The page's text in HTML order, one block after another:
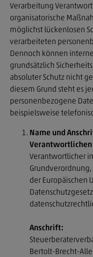
Verarbeitung
organisatorische
möglichst lückenlosen
verarbeiteten
Dennoch können
grundsätzlich
absoluter Schutz nicht
diesem Grund steht es
personenbezogene
beispielsweise
Name und
Verantwortlichen
Verantwortlicher
der Europäischen
Anschrift:
Bertolt-Brecht-